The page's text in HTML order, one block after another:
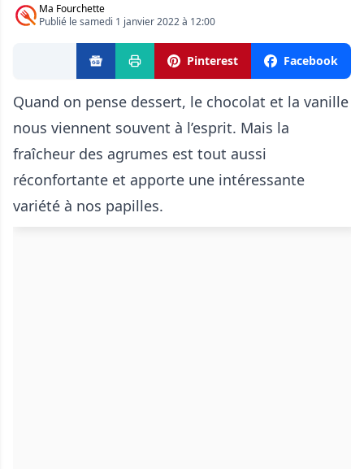
Ma Fourchette
Publié le samedi 1 janvier 2022 à 12:00
Pinterest Facebook
Quand on pense dessert, le chocolat et la vanille
nous viennent souvent à l’esprit. Mais la
fraîcheur des agrumes est tout aussi
réconfortante et apporte une intéressante
variété à nos papilles.